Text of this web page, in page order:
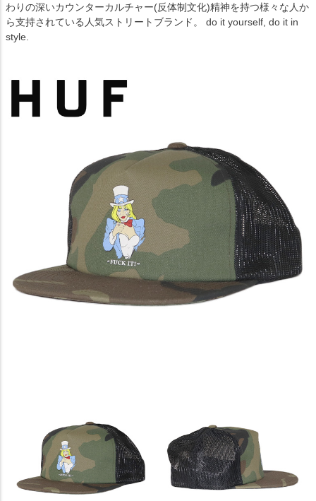
わりの深いカウンターカルチャー(反体制文化)精神を持つ様々な人か
ら支持されている人気ストリートブランド。 do it yourself, do it in
style.